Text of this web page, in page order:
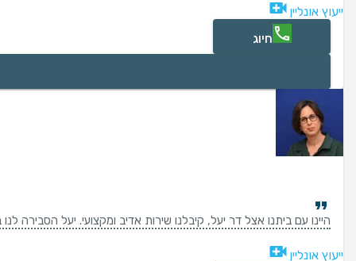
ייעוץ אונליין
חיוג
היינו עם ביתנו אצל דר יעל, קיבלנו שירות אדיב ומקצועי. יעל
ייעוץ אונליין